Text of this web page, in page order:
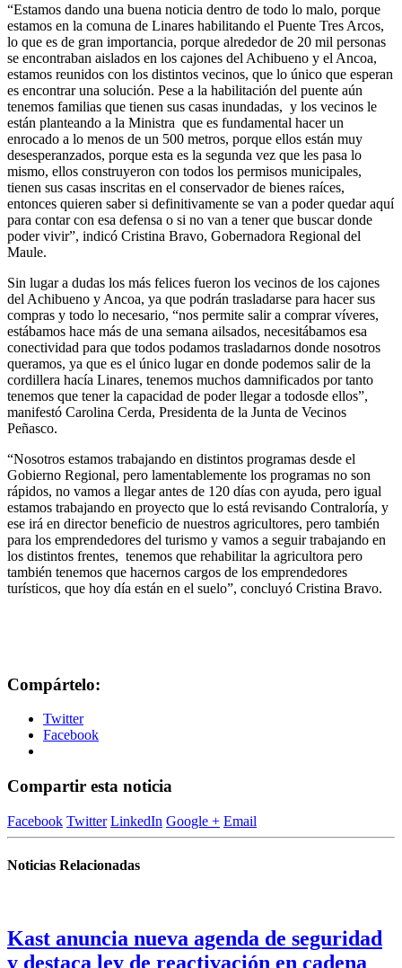
“Estamos dando una buena noticia dentro de todo lo malo, porque
estamos en la comuna de Linares habilitando el Puente Tres Arcos,
lo que es de gran importancia, porque alrededor de 20 mil personas
se encontraban aislados en los cajones del Achibueno y el Ancoa,
estamos reunidos con los distintos vecinos, que lo único que esperan
es encontrar una solución. Pese a la habilitación del puente aún
tenemos familias que tienen sus casas inundadas, y los vecinos le
están planteando a la Ministra que es fundamental hacer un
enrocado a lo menos de un 500 metros, porque ellos están muy
desesperanzados, porque esta es la segunda vez que les pasa lo
mismo, ellos construyeron con todos los permisos municipales,
tienen sus casas inscritas en el conservador de bienes raíces,
entonces quieren saber si definitivamente se van a poder quedar aquí
para contar con esa defensa o si no van a tener que buscar donde
poder vivir”, indicó Cristina Bravo, Gobernadora Regional del
Maule.
Sin lugar a dudas los más felices fueron los vecinos de los cajones
del Achibueno y Ancoa, ya que podrán trasladarse para hacer sus
compras y todo lo necesario, “nos permite salir a comprar víveres,
estábamos hace más de una semana ailsados, necesitábamos esa
conectividad para que todos podamos trasladarnos donde nosotros
queramos, ya que es el único lugar en donde podemos salir de la
cordillera hacía Linares, tenemos muchos damnificados por tanto
tenemos que tener la capacidad de poder llegar a todosde ellos”,
manifestó Carolina Cerda, Presidenta de la Junta de Vecinos
Peñasco.
“Nosotros estamos trabajando en distintos programas desde el
Gobierno Regional, pero lamentablemente los programas no son
rápidos, no vamos a llegar antes de 120 días con ayuda, pero igual
estamos trabajando en proyecto que lo está revisando Contraloría, y
ese irá en director beneficio de nuestros agricultores, pero también
para los emprendedores del turismo y vamos a seguir trabajando en
los distintos frentes, tenemos que rehabilitar la agricultora pero
también tenemos que hacernos cargos de los emprendedores
turísticos, que hoy día están en el suelo”, concluyó Cristina Bravo.
Compártelo:
Twitter
Facebook
Compartir esta noticia
Facebook Twitter LinkedIn Google + Email
Noticias Relacionadas
Kast anuncia nueva agenda de seguridad
y destaca ley de reactivación en cadena